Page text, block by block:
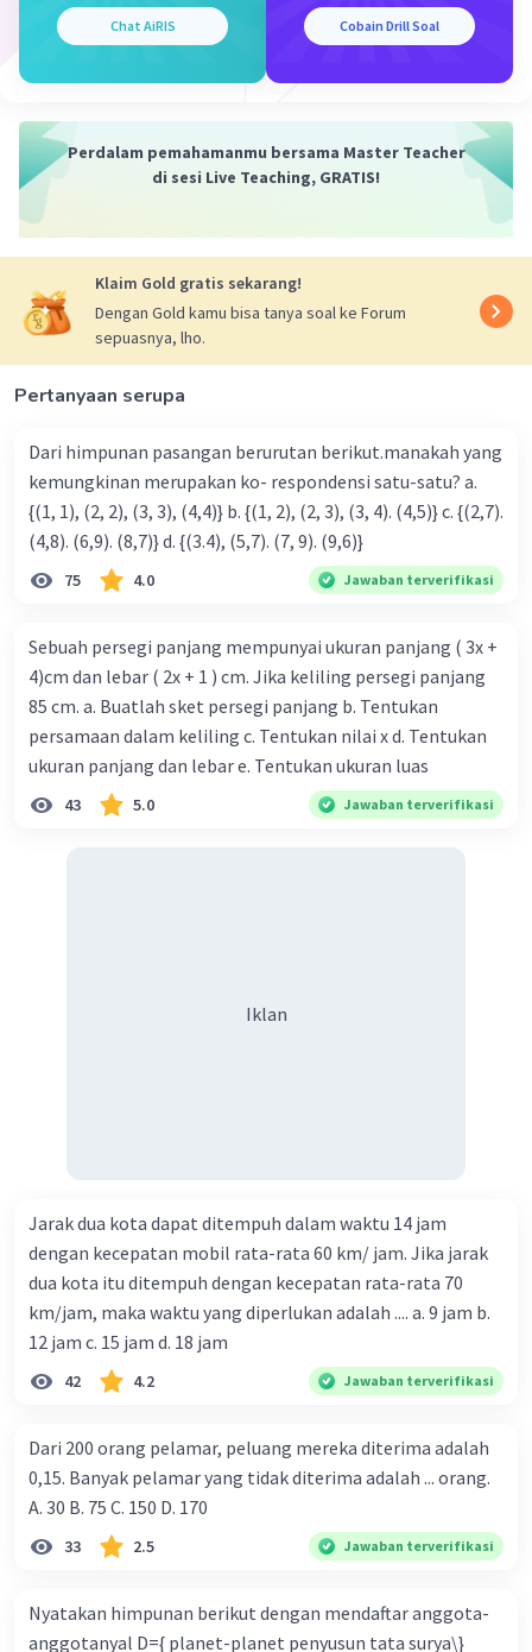
Chat AiRIS Cobain Drill Soal
Perdalam pemahamanmu bersama Master Teacher
di sesi Live Teaching, GRATIS!
Klaim Gold gratis sekarang!
Dengan Gold kamu bisa tanya soal ke Forum
sepuasnya, lho.
Pertanyaan serupa
Dari himpunan pasangan berurutan berikut.manakah yang
kemungkinan merupakan ko- respondensi satu-satu? a.
{(1, 1), (2, 2), (3, 3), (4,4)} b. {(1, 2), (2, 3), (3, 4). (4,5)} c. {(2,7).
(4,8). (6,9). (8,7)} d. {(3.4), (5,7). (7, 9). (9,6)}
75 4.0 Jawaban terverifikasi
Sebuah persegi panjang mempunyai ukuran panjang ( 3x +
4)cm dan lebar ( 2x + 1 ) cm. Jika keliling persegi panjang
85 cm. a. Buatlah sket persegi panjang b. Tentukan
persamaan dalam keliling c. Tentukan nilai x d. Tentukan
ukuran panjang dan lebar e. Tentukan ukuran luas
43 5.0 Jawaban terverifikasi
Iklan
Jarak dua kota dapat ditempuh dalam waktu 14 jam
dengan kecepatan mobil rata-rata 60 km/ jam. Jika jarak
dua kota itu ditempuh dengan kecepatan rata-rata 70
km/jam, maka waktu yang diperlukan adalah .... a. 9 jam b.
12 jam c. 15 jam d. 18 jam
42 4.2 Jawaban terverifikasi
Dari 200 orang pelamar, peluang mereka diterima adalah
0,15. Banyak pelamar yang tidak diterima adalah ... orang.
A. 30 B. 75 C. 150 D. 170
33 2.5 Jawaban terverifikasi
Nyatakan himpunan berikut dengan mendaftar anggota-
anggotanyal D={ planet-planet penyusun tata surya\}